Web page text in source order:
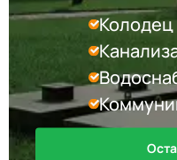
Колодец